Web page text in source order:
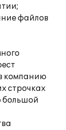
файлов
компанию
строчках
большой